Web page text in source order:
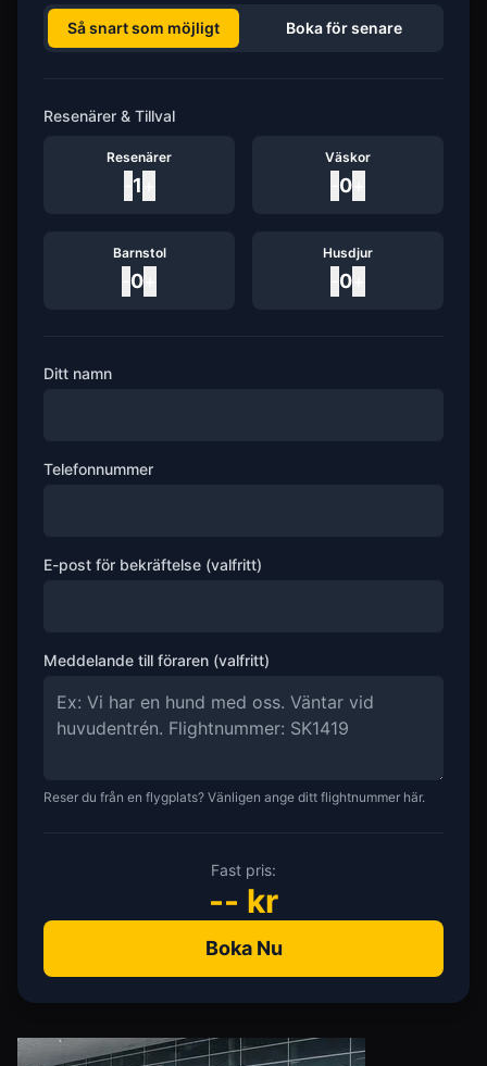
Så snart som möjligt Boka för senare
Resenärer & Tillval
Resenärer
1
Väskor
0
Barnstol
0
Husdjur
0
Ditt namn
Telefonnummer
E-post för bekräftelse (valfritt)
Meddelande till föraren (valfritt)
Reser du från en flygplats? Vänligen ange ditt flightnummer här.
Fast pris:
-- kr
Boka Nu